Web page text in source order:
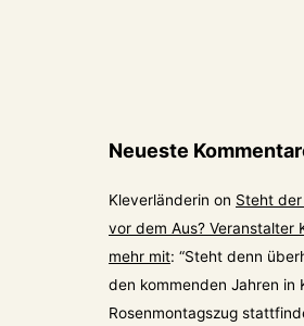
Neueste
Kleverländerin on Steht
vor dem Aus? Veranstalter
mehr mit: “Steht denn
den kommenden Jahren in
Rosenmontagszug